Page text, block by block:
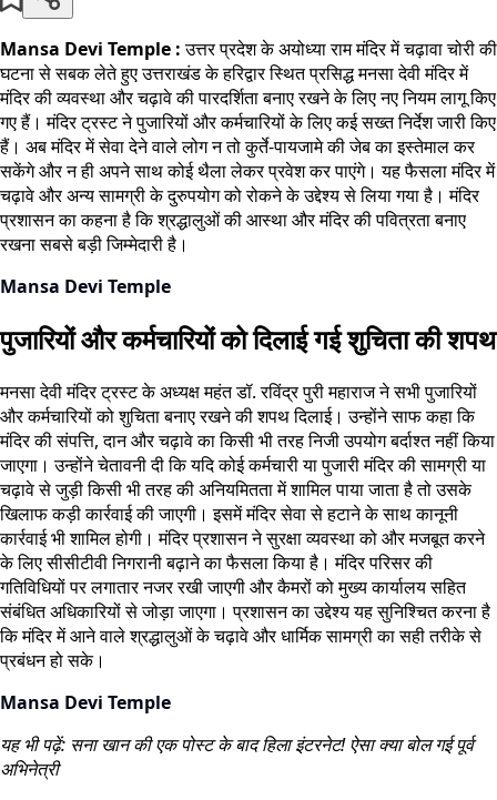
Mansa Devi Temple :उत्तर प्रदेश के अयोध्या राम मंदिर में चढ़ावा चोरी की
घटना से सबक लेते हुए उत्तराखंड के हरिद्वार स्थित प्रसिद्ध मनसा देवी मंदिर में
मंदिर की व्यवस्था और चढ़ावे की पारदर्शिता बनाए रखने के लिए नए नियम लागू किए
गए हैं। मंदिर ट्रस्ट ने पुजारियों और कर्मचारियों के लिए कई सख्त निर्देश जारी किए
हैं। अब मंदिर में सेवा देने वाले लोग न तो कुर्ते-पायजामे की जेब का इस्तेमाल कर
सकेंगे और न ही अपने साथ कोई थैला लेकर प्रवेश कर पाएंगे। यह फैसला मंदिर में
चढ़ावे और अन्य सामग्री के दुरुपयोग को रोकने के उद्देश्य से लिया गया है। मंदिर
प्रशासन का कहना है कि श्रद्धालुओं की आस्था और मंदिर की पवित्रता बनाए
रखना सबसे बड़ी जिम्मेदारी है।
Mansa Devi Temple
पुजारियों और कर्मचारियों को दिलाई गई शुचिता की शपथ
मनसा देवी मंदिर ट्रस्ट के अध्यक्ष महंत डॉ. रविंद्र पुरी महाराज ने सभी पुजारियों
और कर्मचारियों को शुचिता बनाए रखने की शपथ दिलाई। उन्होंने साफ कहा कि
मंदिर की संपत्ति, दान और चढ़ावे का किसी भी तरह निजी उपयोग बर्दाश्त नहीं किया
जाएगा। उन्होंने चेतावनी दी कि यदि कोई कर्मचारी या पुजारी मंदिर की सामग्री या
चढ़ावे से जुड़ी किसी भी तरह की अनियमितता में शामिल पाया जाता है तो उसके
खिलाफ कड़ी कार्रवाई की जाएगी। इसमें मंदिर सेवा से हटाने के साथ कानूनी
कार्रवाई भी शामिल होगी। मंदिर प्रशासन ने सुरक्षा व्यवस्था को और मजबूत करने
के लिए सीसीटीवी निगरानी बढ़ाने का फैसला किया है। मंदिर परिसर की
गतिविधियों पर लगातार नजर रखी जाएगी और कैमरों को मुख्य कार्यालय सहित
संबंधित अधिकारियों से जोड़ा जाएगा। प्रशासन का उद्देश्य यह सुनिश्चित करना है
कि मंदिर में आने वाले श्रद्धालुओं के चढ़ावे और धार्मिक सामग्री का सही तरीके से
प्रबंधन हो सके।
Mansa Devi Temple
यह भी पढ़ें: सना खान की एक पोस्ट के बाद हिला इंटरनेट! ऐसा क्या बोल गई पूर्व
अभिनेत्री